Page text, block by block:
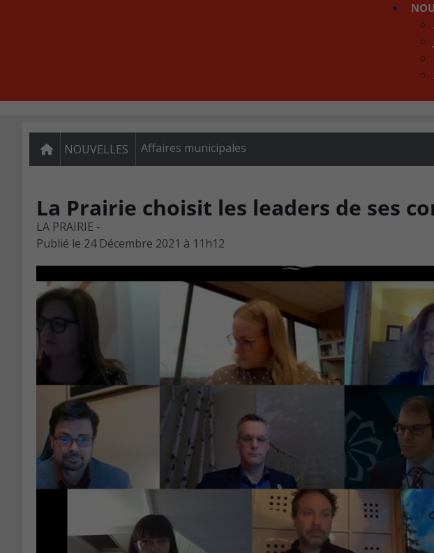
NOUVELLES Affaires municipales
La Prairie choisit les leaders de ses
LA PRAIRIE -
Publié le 24 Décembre 2021 à 11h12